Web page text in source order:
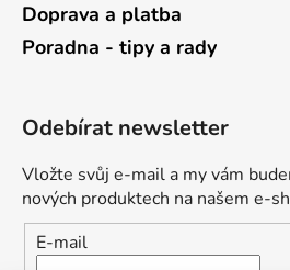
Doprava a platba
Poradna - tipy a rady
Odebírat newsletter
Vložte svůj e-mail a my vám
nových produktech na našem e-
E-mail